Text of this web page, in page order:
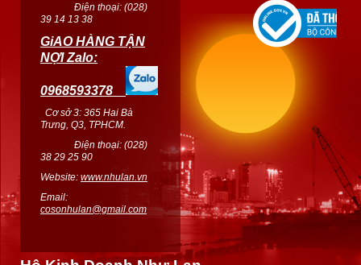
Điện thoại: (028)
39 14 13 38
GiAO HÀNG TẬN
NỢI Zalo:
0968593378
Cơ sở 3: 365 Hai Bà
Trưng, Q3, TPHCM.
Điện thoại: (028)
38 29 25 90
Website: www.nhulan.vn
Email:
cosonhulan@gmail.com